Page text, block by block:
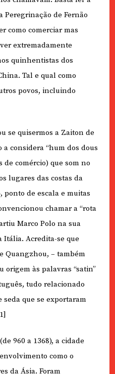
Peregrinação de Fernão
como comerciar mas
extremadamente
quinhentistas dos
Tal e qual como
povos, incluindo
se quisermos a Zaiton de
considera “hum dos dous
comércio) que som no
lugares das costas da
ponto de escala e muitas
chamar a “rota
Marco Polo na sua
Itália. Acredita-se que
Quangzhou, – também
origem às palavras “satin”
tudo relacionado
seda que se exportaram
960 a 1368), a cidade
como o
da Ásia. Foram